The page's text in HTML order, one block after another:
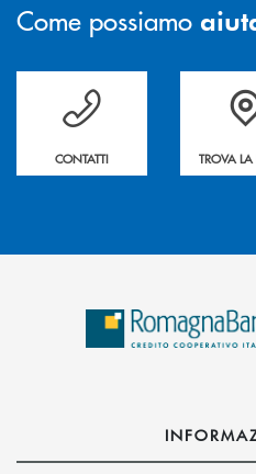
Come possiamo
Per ogni necessità compila il form
CONTATTI TROVA LA